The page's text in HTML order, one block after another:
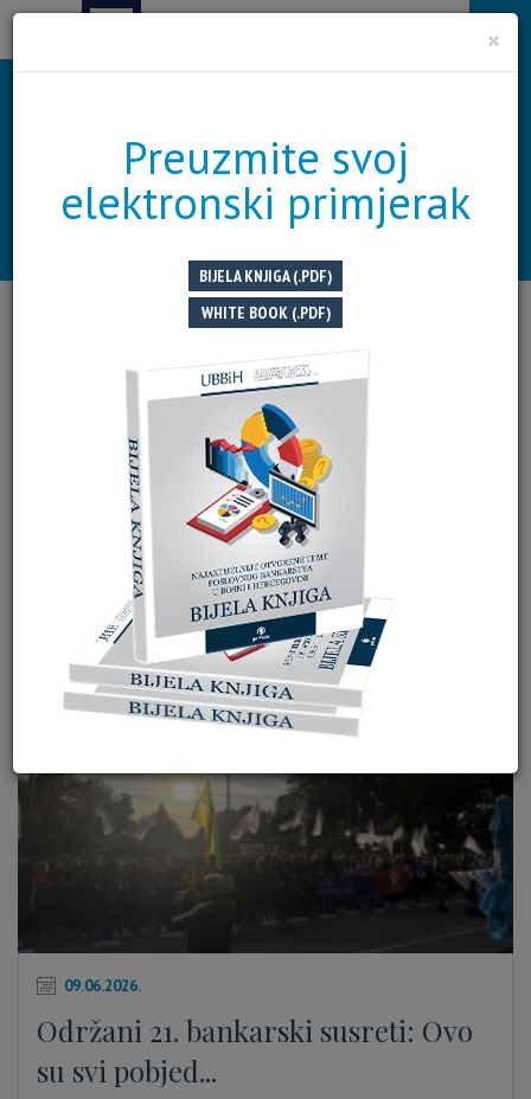
institucijama u okruženju i
inostranstvu
Kratke vijesti
09.06.2026.
Održani 21. bankarski susreti: Ovo
su svi pobjed...
×
Preuzmite svoj
elektronski primjerak
BIJELA KNJIGA (.PDF)
WHITE BOOK (.PDF)